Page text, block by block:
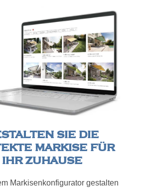
SIE DIE
MARKISE FÜR
IHR ZUHAUSE
Markisenkonfigurator gestalten